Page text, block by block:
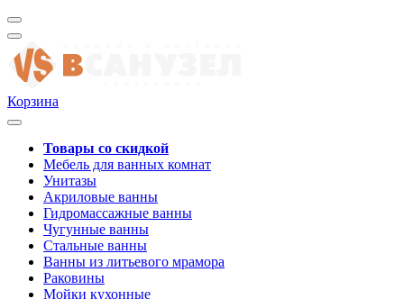
Корзина
Товары со скидкой
Мебель для ванных комнат
Унитазы
Акриловые ванны
Гидромассажные ванны
Чугунные ванны
Стальные ванны
Ванны из литьевого мрамора
Раковины
Мойки кухонные